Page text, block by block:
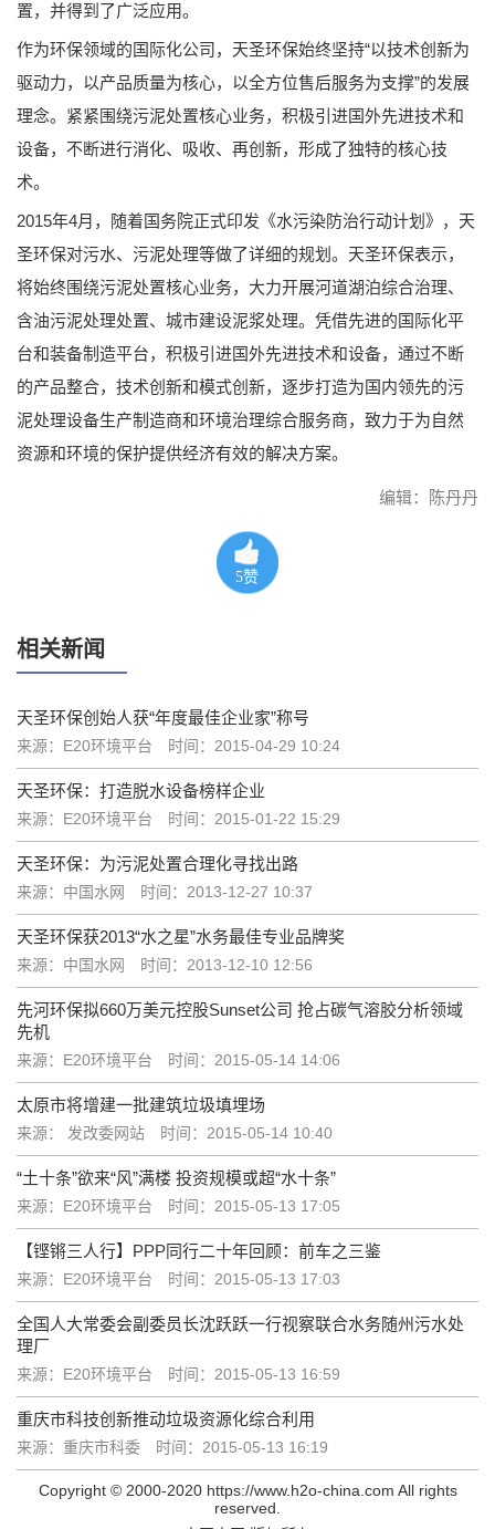
置，并得到了广泛应用。
作为环保领域的国际化公司，天圣环保始终坚持“以技术创新为
驱动力，以产品质量为核心，以全方位售后服务为支撑”的发展
理念。紧紧围绕污泥处置核心业务，积极引进国外先进技术和
设备，不断进行消化、吸收、再创新，形成了独特的核心技
术。
2015年4月，随着国务院正式印发《水污染防治行动计划》，天
圣环保对污水、污泥处理等做了详细的规划。天圣环保表示，
将始终围绕污泥处置核心业务，大力开展河道湖泊综合治理、
含油污泥处理处置、城市建设泥浆处理。凭借先进的国际化平
台和装备制造平台，积极引进国外先进技术和设备，通过不断
的产品整合，技术创新和模式创新，逐步打造为国内领先的污
泥处理设备生产制造商和环境治理综合服务商，致力于为自然
资源和环境的保护提供经济有效的解决方案。
编辑：陈丹丹
5赞
相关新闻
天圣环保创始人获“年度最佳企业家”称号
来源：E20环境平台 时间：2015-04-29 10:24
天圣环保：打造脱水设备榜样企业
来源：E20环境平台 时间：2015-01-22 15:29
天圣环保：为污泥处置合理化寻找出路
来源：中国水网 时间：2013-12-27 10:37
天圣环保获2013“水之星”水务最佳专业品牌奖
来源：中国水网 时间：2013-12-10 12:56
先河环保拟660万美元控股Sunset公司 抢占碳气溶胶分析领域
先机
来源：E20环境平台 时间：2015-05-14 14:06
太原市将增建一批建筑垃圾填埋场
来源： 发改委网站 时间：2015-05-14 10:40
“土十条”欲来“风”满楼 投资规模或超“水十条”
来源：E20环境平台 时间：2015-05-13 17:05
【铿锵三人行】PPP同行二十年回顾：前车之三鉴
来源：E20环境平台 时间：2015-05-13 17:03
全国人大常委会副委员长沈跃跃一行视察联合水务随州污水处
理厂
来源：E20环境平台 时间：2015-05-13 16:59
重庆市科技创新推动垃圾资源化综合利用
来源：重庆市科委 时间：2015-05-13 16:19
Copyright © 2000-2020 https://www.h2o-china.com All rights
reserved.